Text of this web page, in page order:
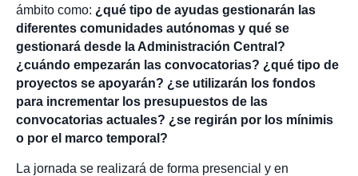
ámbito como: ¿qué tipo de ayudas gestionarán las
diferentes comunidades autónomas y qué se
gestionará desde la Administración Central?
¿cuándo empezarán las convocatorias? ¿qué tipo de
proyectos se apoyarán? ¿se utilizarán los fondos
para incrementar los presupuestos de las
convocatorias actuales? ¿se regirán por los mínimis
o por el marco temporal?
La jornada se realizará de forma presencial y en